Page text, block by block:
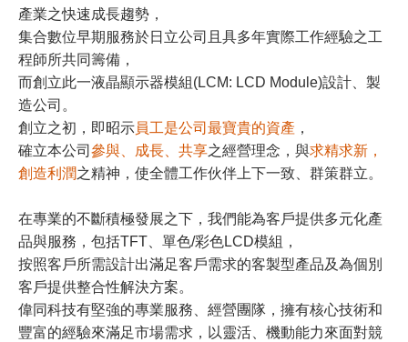
產業之快速成長趨勢，
集合數位早期服務於日立公司且具多年實際工作經驗之工
程師所共同籌備，
而創立此一液晶顯示器模組(LCM: LCD Module)設計、製
造公司。
​​​​​​​創立之初，即昭示員工是公司最寶貴的資產 ，
確立本公司 參與、成長、共享之經營理念，與求精求新，
創造利潤之精神，使全體工作伙伴上下一致、群策群立。
在專業的不斷積極發展之下，我們能為客戶提供多元化產
品與服務，包括TFT、單色/彩色LCD模組，
按照客戶所需設計出滿足客戶需求的客製型產品及為個別
客戶提供整合性解決方案。
偉同科技有堅強的專業服務、經營團隊，擁有核心技術和
豐富的經驗來滿足市場需求，以靈活、機動能力來面對競